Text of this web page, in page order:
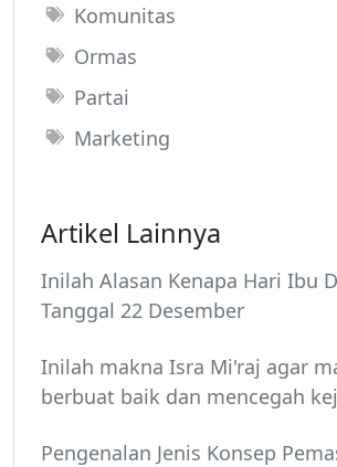
Komunitas
Ormas
Partai
Marketing
Artikel Lainnya
Inilah Alasan Kenapa Hari Ibu
Tanggal 22 Desember
Inilah makna Isra Mi'raj agar
berbuat baik dan mencegah
Pengenalan Jenis Konsep